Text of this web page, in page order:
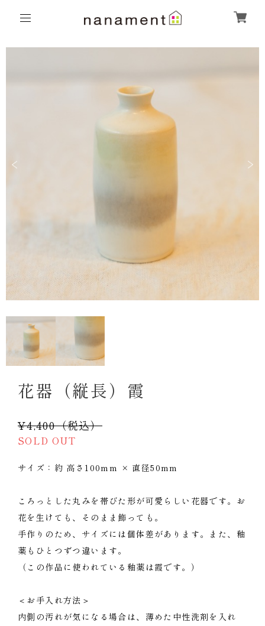
花器（縦長）霞
¥4,400（税込）
SOLD OUT
サイズ：約 高さ100mm × 直径50mm
ころっとした丸みを帯びた形が可愛らしい花器です。お
花を生けても、そのまま飾っても。
手作りのため、サイズには個体差があります。また、釉
薬もひとつずつ違います。
（この作品に使われている釉薬は霞です。）
＜お手入れ方法＞
内側の汚れが気になる場合は、薄めた中性洗剤を入れ